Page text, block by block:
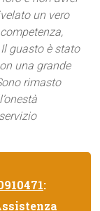
un vero
guasto è stato
una grande
rimasto
: